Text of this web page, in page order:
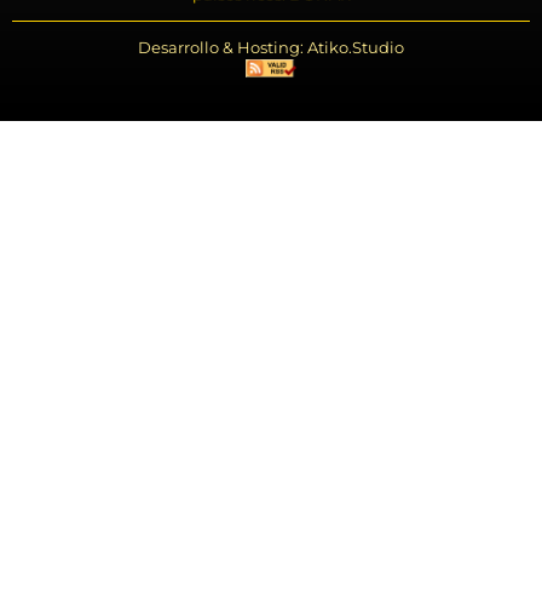
Desarrollo & Hosting: Atiko.Studio